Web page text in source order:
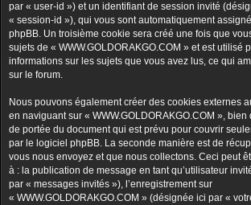
par « user-id ») et un identifiant de session invité
« session-id »), qui vous sont automatiquement
phpBB. Un troisième cookie sera créé une fois que
sujets de « WWW.GOLDORAKGO.COM » et est utilisé
informations sur les sujets que vous avez lus, ce qui
sur le forum.
Nous pouvons également créer des cookies externes
en naviguant sur « WWW.GOLDORAKGO.COM »,
de portée du document qui est prévu pour couvrir
par le logiciel phpBB. La seconde manière est de
vous nous envoyez et que nous collectons. Ceci peut
à : la publication de message en tant qu’utilisateur
par « messages invités »), l’enregistrement sur
« WWW.GOLDORAKGO.COM » (désignée ici par «